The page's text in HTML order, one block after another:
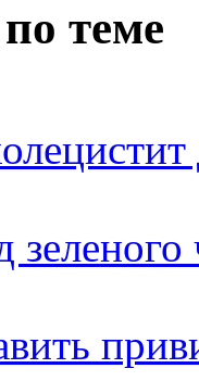
теме
зеленого